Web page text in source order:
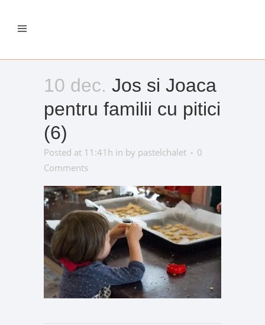
10 dec. Jos si Joaca
pentru familii cu pitici
(6)
Posted at 11:41h in by pastelchalet
0
Comments